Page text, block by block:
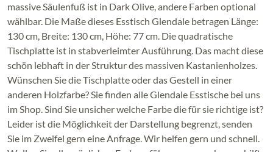
massive Säulenfuß ist in Dark Olive, andere Farben optional
wählbar. Die Maße dieses Esstisch Glendale betragen Länge:
130 cm, Breite: 130 cm, Höhe: 77 cm. Die quadratische
Tischplatte ist in stabverleimter Ausführung. Das macht diese
schön lebhaft in der Struktur des massiven Kastanienholzes.
Wünschen Sie die Tischplatte oder das Gestell in einer
anderen Holzfarbe? Sie finden alle Glendale Esstische bei uns
im Shop. Sind Sie unsicher welche Farbe die für sie richtige ist?
Leider ist die Möglichkeit der Darstellung begrenzt, senden
Sie im Zweifel gern eine Anfrage. Wir helfen gern und schnell.